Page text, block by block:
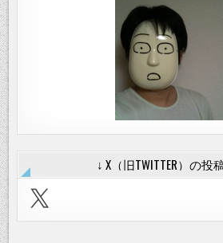
↓ X（旧TWITTER）の投
X